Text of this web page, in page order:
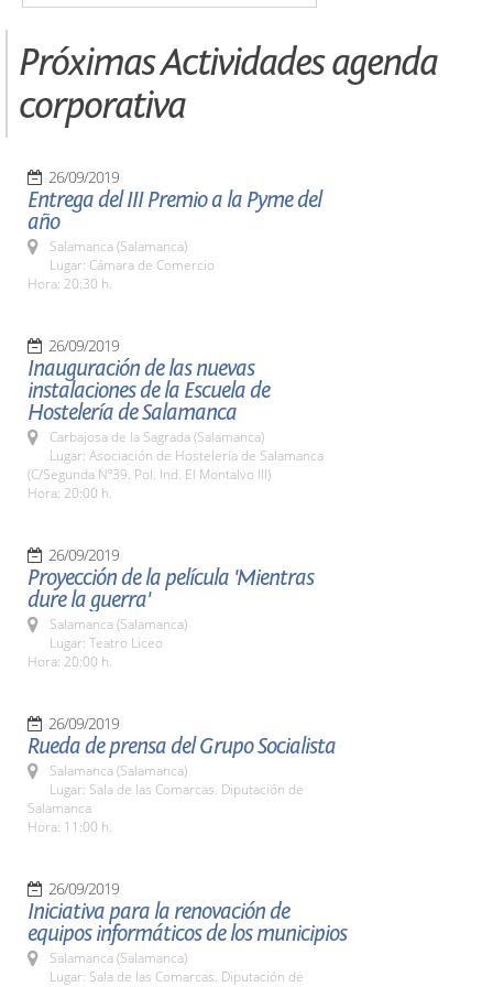
Próximas Actividades agenda
corporativa
26/09/2019
Entrega del III Premio a la Pyme del
año
Salamanca (Salamanca)
Lugar: Cámara de Comercio
Hora: 20:30 h.
26/09/2019
Inauguración de las nuevas
instalaciones de la Escuela de
Hostelería de Salamanca
Carbajosa de la Sagrada (Salamanca)
Lugar: Asociación de Hostelería de Salamanca
(C/Segunda Nº39. Pol. Ind. El Montalvo III)
Hora: 20:00 h.
26/09/2019
Proyección de la película 'Mientras
dure la guerra'
Salamanca (Salamanca)
Lugar: Teatro Liceo
Hora: 20:00 h.
26/09/2019
Rueda de prensa del Grupo Socialista
Salamanca (Salamanca)
Lugar: Sala de las Comarcas. Diputación de
Salamanca
Hora: 11:00 h.
26/09/2019
Iniciativa para la renovación de
equipos informáticos de los municipios
Salamanca (Salamanca)
Lugar: Sala de las Comarcas. Diputación de